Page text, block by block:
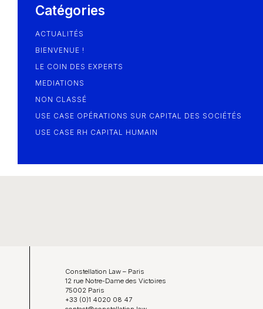
Catégories
ACTUALITÉS
BIENVENUE !
LE COIN DES EXPERTS
MEDIATIONS
NON CLASSÉ
USE CASE OPÉRATIONS SUR CAPITAL DES SOCIÉTÉS
USE CASE RH CAPITAL HUMAIN
Constellation Law – Paris
12 rue Notre-Dame des Victoires
75002 Paris
+33 (0)1 4020 08 47